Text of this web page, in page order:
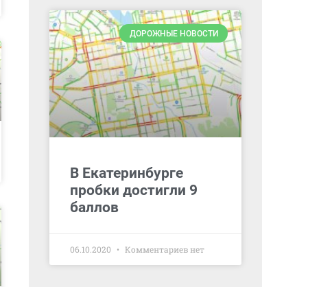
ДОРОЖНЫЕ НОВОСТИ
В Екатеринбурге
пробки достигли 9
баллов
06.10.2020 Комментариев нет